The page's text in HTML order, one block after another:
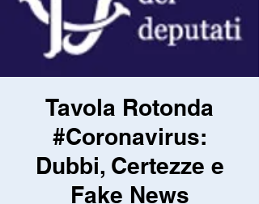
Tavola Rotonda
#Coronavirus:
Dubbi, Certezze e
Fake News